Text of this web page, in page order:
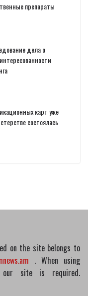
препараты
дела о
карт уже
состоялась
on the site belongs to
. When using
site is required.